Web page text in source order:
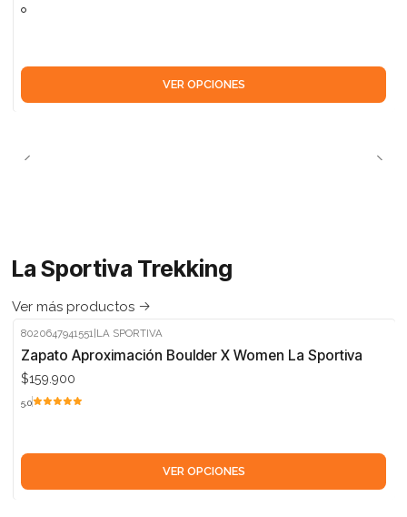
VER OPCIONES
La Sportiva Trekking
Ver más productos
8020647941551 LA SPORTIVA
Zapato Aproximación Boulder X Women La Sportiva
$159.900
5.0
VER OPCIONES